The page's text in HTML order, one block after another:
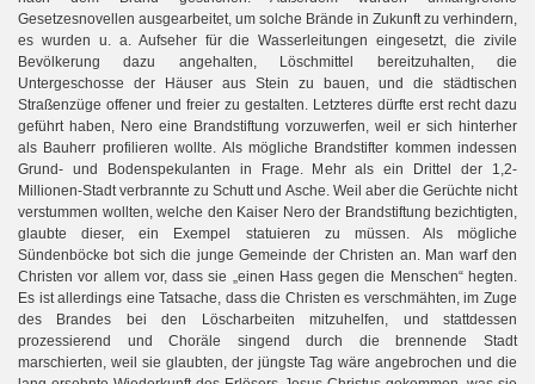
Gesetzesnovellen ausgearbeitet, um solche Brände in Zukunft zu verhindern,
es wurden u. a. Aufseher für die Wasserleitungen eingesetzt, die zivile
Bevölkerung dazu angehalten, Löschmittel bereitzuhalten, die
Untergeschosse der Häuser aus Stein zu bauen, und die städtischen
Straßenzüge offener und freier zu gestalten. Letzteres dürfte erst recht dazu
geführt haben, Nero eine Brandstiftung vorzuwerfen, weil er sich hinterher
als Bauherr profilieren wollte. Als mögliche Brandstifter kommen indessen
Grund- und Bodenspekulanten in Frage. Mehr als ein Drittel der 1,2-
Millionen-Stadt verbrannte zu Schutt und Asche. Weil aber die Gerüchte nicht
verstummen wollten, welche den Kaiser Nero der Brandstiftung bezichtigten,
glaubte dieser, ein Exempel statuieren zu müssen. Als mögliche
Sündenböcke bot sich die junge Gemeinde der Christen an. Man warf den
Christen vor allem vor, dass sie „einen Hass gegen die Menschen“ hegten.
Es ist allerdings eine Tatsache, dass die Christen es verschmähten, im Zuge
des Brandes bei den Löscharbeiten mitzuhelfen, und stattdessen
prozessierend und Choräle singend durch die brennende Stadt
marschierten, weil sie glaubten, der jüngste Tag wäre angebrochen und die